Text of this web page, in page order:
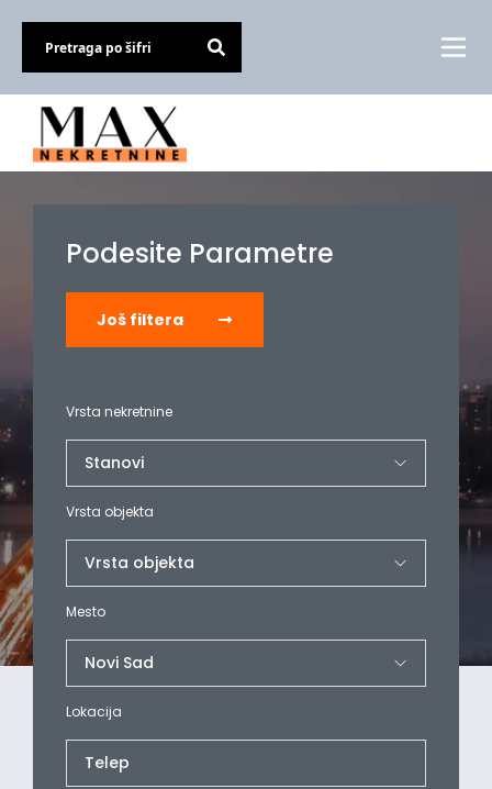
Podesite Parametre
Još filtera
Vrsta nekretnine
Vrsta objekta
Mesto
Lokacija
Telep